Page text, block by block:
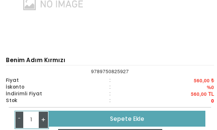
Benim Adım Kırmızı
9789750825927
Fiyat : 560,00 ₺
İskonto : %0
İndirimli Fiyat : 560,00 TL
Stok : 0
- + Sepete Ekle